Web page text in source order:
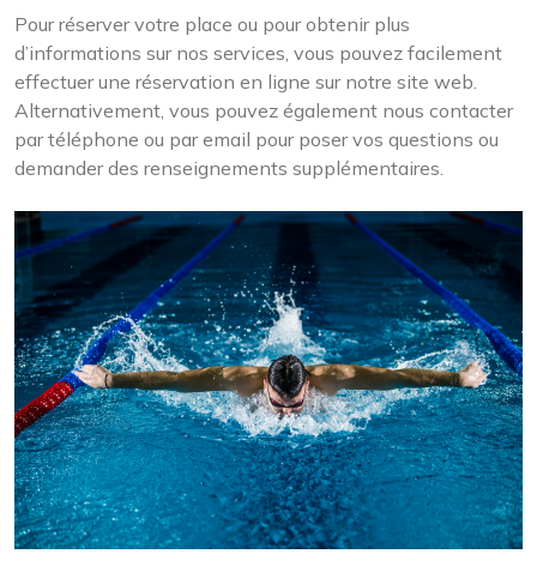
Pour réserver votre place ou pour obtenir plus
d’informations sur nos services, vous pouvez facilement
effectuer une réservation en ligne sur notre site web.
Alternativement, vous pouvez également nous contacter
par téléphone ou par email pour poser vos questions ou
demander des renseignements supplémentaires.